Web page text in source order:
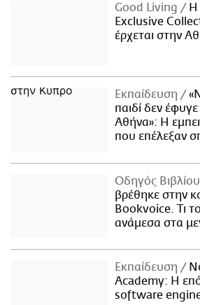
Good Living
Η
Exclusive
έρχεται στην
Εκπαίδευση
παιδί δεν
Αθήνα»: Η
που επέλεξαν
Οδηγός Βιβλίου
βρέθηκε στην
Bookvoice. Τι
ανάμεσα στα
Εκπαίδευση
Academy: Η
software